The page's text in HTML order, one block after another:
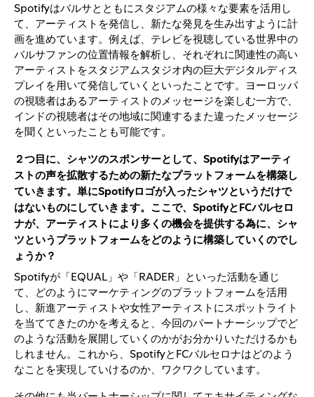
Spotifyはバルサとともにスタジアムの様々な要素を活用し
て、アーティストを発信し、新たな発見を生み出すように計
画を進めています。例えば、テレビを視聴している世界中の
バルサファンの位置情報を解析し、それぞれに関連性の高い
アーティストをスタジアムスタジオ内の巨大デジタルディス
プレイを用いて発信していくといったことです。ヨーロッパ
の視聴者はあるアーティストのメッセージを楽しむ一方で、
インドの視聴者はその地域に関連するまた違ったメッセージ
を聞くといったことも可能です。
２つ目に、シャツのスポンサーとして、Spotifyはアーティ
ストの声を拡散するための新たなプラットフォームを構築し
ていきます。単にSpotifyロゴが入ったシャツというだけで
はないものにしていきます。ここで、SpotifyとFCバルセロ
ナが、アーティストにより多くの機会を提供する為に、シャ
ツというプラットフォームをどのように構築していくのでし
ょうか？
Spotifyが「EQUAL」や「RADER」といった活動を通じ
て、どのようにマーケティングのプラットフォームを活用
し、新進アーティストや女性アーティストにスポットライト
を当ててきたのかを考えると、今回のパートナーシップでど
のような活動を展開していくのかがお分かりいただけるかも
しれません。これから、SpotifyとFCバルセロナはどのよう
なことを実現していけるのか、ワクワクしています。